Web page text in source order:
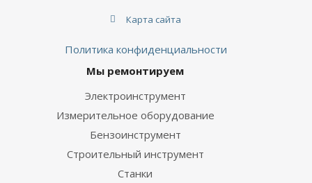
Карта сайта
Политика конфиденциальности
Мы ремонтируем
Электроинструмент
Измерительное оборудование
Бензоинструмент
Строительный инструмент
Станки